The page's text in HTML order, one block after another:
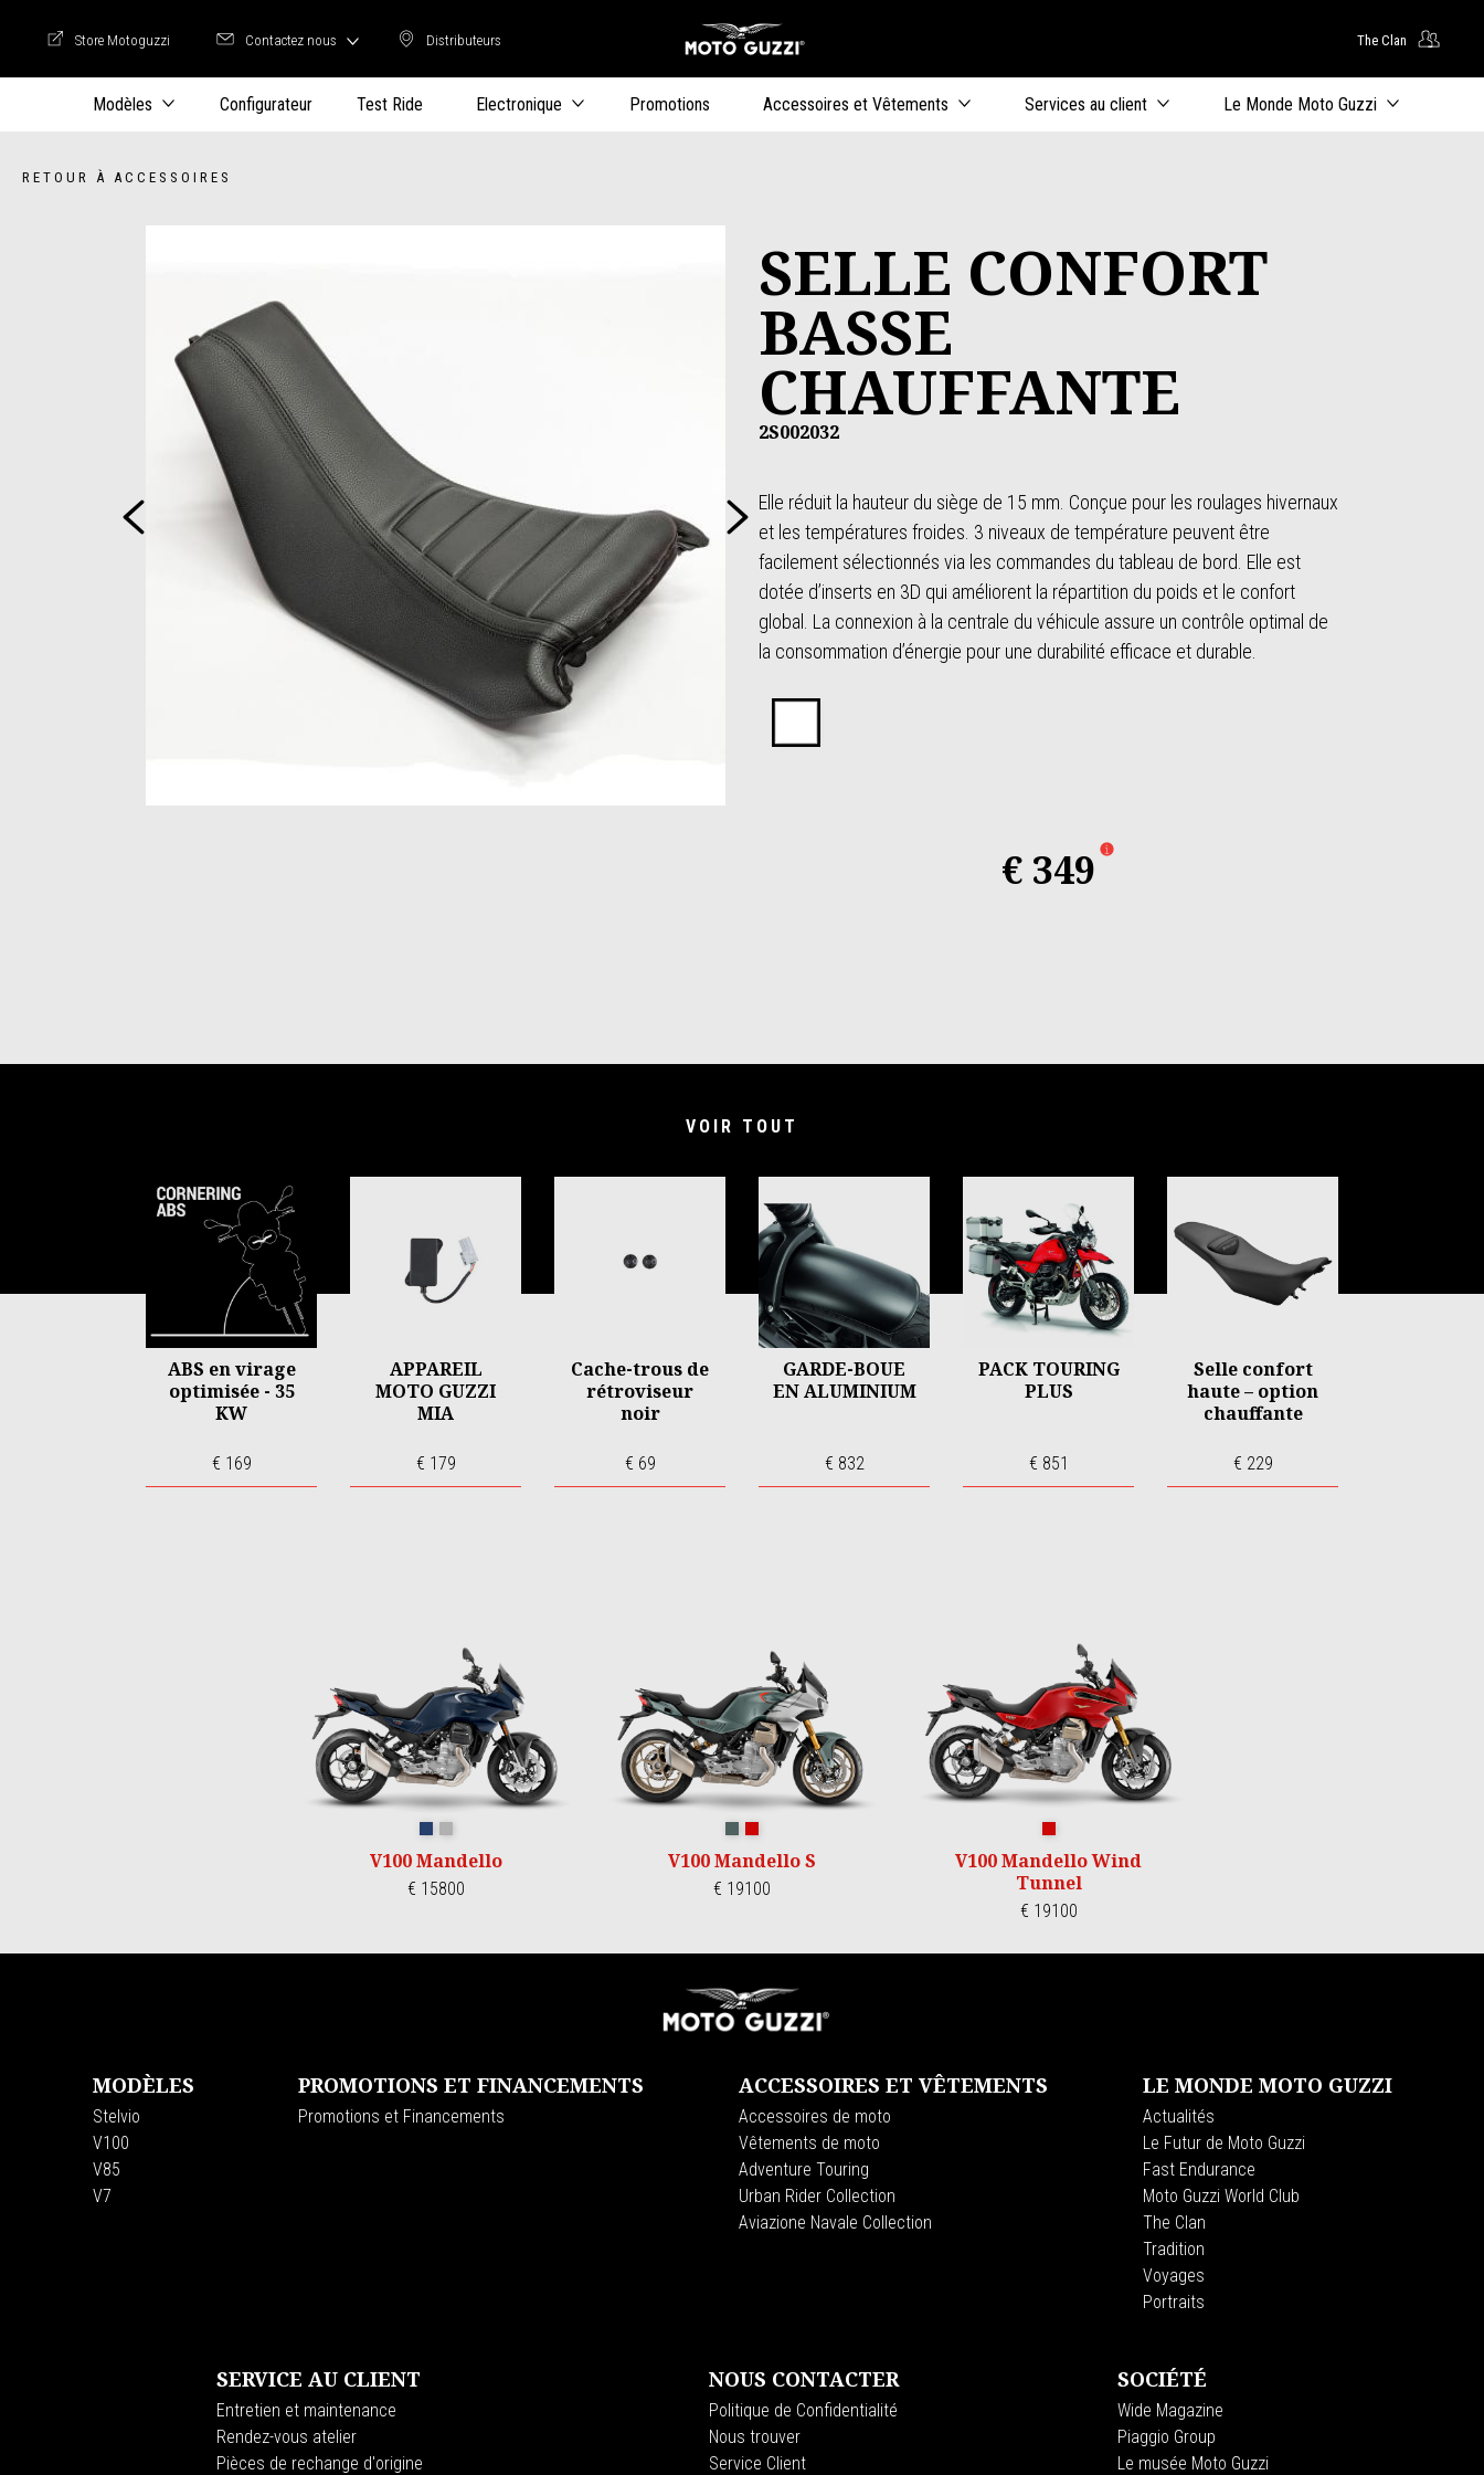
Distributeurs
Distributeurs
Store Motoguzzi
Store Motoguzzi Contactez nous The Clan
Modèles Configurateur Test Ride Electronique Promotions Accessoires et Vêtements Services au client Le Monde Moto Guzzi
RETOUR À ACCESSOIRES
SELLE CONFORT
BASSE
CHAUFFANTE
2S002032
Elle réduit la hauteur du siège de 15 mm. Conçue pour les roulages hivernaux
et les températures froides. 3 niveaux de température peuvent être
facilement sélectionnés via les commandes du tableau de bord. Elle est
dotée d’inserts en 3D qui améliorent la répartition du poids et le confort
global. La connexion à la centrale du véhicule assure un contrôle optimal de
la consommation d’énergie pour une durabilité efficace et durable.
Précédent Suivant
€ 349
VOIR TOUT
ABS en virage
optimisée - 35
KW
€ 169
APPAREIL
MOTO GUZZI
MIA
€ 179
Cache-trous de
rétroviseur
noir
€ 69
GARDE-BOUE
EN ALUMINIUM
€ 832
PACK TOURING
PLUS
€ 851
Selle confort
haute – option
chauffante
€ 229
V100 Mandello
€ 15800
V100 Mandello S
€ 19100
V100 Mandello Wind
Tunnel
€ 19100
MODÈLES
Stelvio
V100
V85
V7
PROMOTIONS ET FINANCEMENTS
Promotions et Financements
ACCESSOIRES ET VÊTEMENTS
Accessoires de moto
Vêtements de moto
Adventure Touring
Urban Rider Collection
Aviazione Navale Collection
LE MONDE MOTO GUZZI
Actualités
Le Futur de Moto Guzzi
Fast Endurance
Moto Guzzi World Club
The Clan
Tradition
Voyages
Portraits
SERVICE AU CLIENT
Entretien et maintenance
Rendez-vous atelier
Pièces de rechange d'origine
NOUS CONTACTER
Politique de Confidentialité
Nous trouver
Service Client
SOCIÉTÉ
Wide Magazine
Piaggio Group
Le musée Moto Guzzi